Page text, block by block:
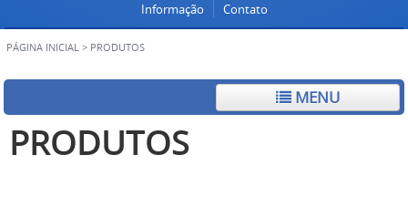
Informação
Contato
PÁGINA INICIAL > PRODUTOS
MENU
PRODUTOS